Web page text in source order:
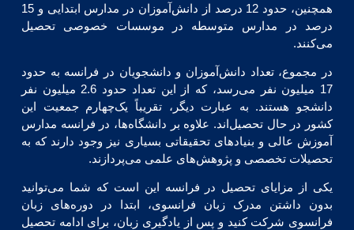
همچنین، حدود 12 درصد از دانش‌آموزان در مدارس ابتدایی و 15
درصد در مدارس متوسطه در موسسات خصوصی تحصیل
می‌کنند.
در مجموع، تعداد دانش‌آموزان و دانشجویان در فرانسه به حدود
17 میلیون نفر می‌رسد، که از این تعداد حدود 2.6 میلیون نفر
دانشجو هستند. به عبارت دیگر، تقریباً یک‌چهارم جمعیت این
کشور در حال تحصیل‌اند. علاوه بر دانشگاه‌ها، در فرانسه مدارس
آموزش عالی و بنیادهای تحقیقاتی بسیاری نیز وجود دارند که به
تحصیلات تخصصی و پژوهش‌های علمی می‌پردازند.
یکی از مزایای تحصیل در فرانسه این است که شما می‌توانید
بدون داشتن مدرک زبان فرانسوی، ابتدا در دوره‌های زبان
فرانسوی شرکت کنید و پس از یادگیری زبان، برای ادامه تحصیل